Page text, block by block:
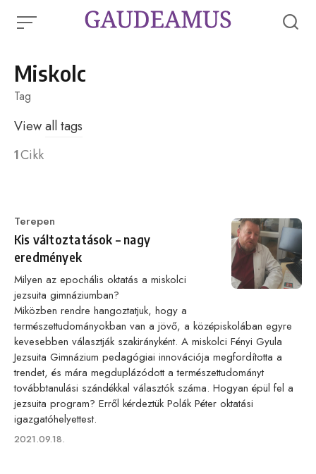
Miskolc
Tag
Viewall tags
1Cikk
Category
Terepen
Kis változtatások – nagy
eredmények
Milyen az epochális oktatás a miskolci
jezsuita gimnáziumban?
Miközben rendre hangoztatjuk, hogy a
természettudományokban van a jövő, a középiskolában egyre
kevesebben választják szakirányként. A miskolci Fényi Gyula
Jezsuita Gimnázium pedagógiai innovációja megfordította a
trendet, és mára megduplázódott a természettudományt
továbbtanulási szándékkal választók száma. Hogyan épül fel a
jezsuita program? Erről kérdeztük Polák Péter oktatási
igazgatóhelyettest.
Published
2021.09.18.